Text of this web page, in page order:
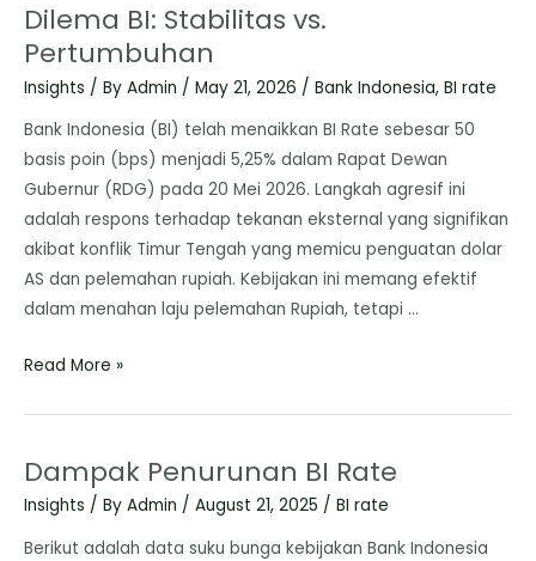
Dilema BI: Stabilitas vs.
Pertumbuhan
Insights / By Admin / May 21, 2026 / Bank Indonesia, BI rate
Bank Indonesia (BI) telah menaikkan BI Rate sebesar 50
basis poin (bps) menjadi 5,25% dalam Rapat Dewan
Gubernur (RDG) pada 20 Mei 2026. Langkah agresif ini
adalah respons terhadap tekanan eksternal yang signifikan
akibat konflik Timur Tengah yang memicu penguatan dolar
AS dan pelemahan rupiah. Kebijakan ini memang efektif
dalam menahan laju pelemahan Rupiah, tetapi …
Read More »
Dampak Penurunan BI Rate
Insights / By Admin / August 21, 2025 / BI rate
​Berikut adalah data suku bunga kebijakan Bank Indonesia